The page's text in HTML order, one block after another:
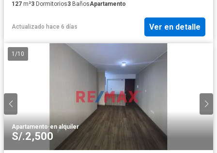
127 m²3 Dormitorios3 BañosApartamento
Actualizado hace 6 días Ver en detalle
1 /10
Apartamento·en alquiler
S/.2,500